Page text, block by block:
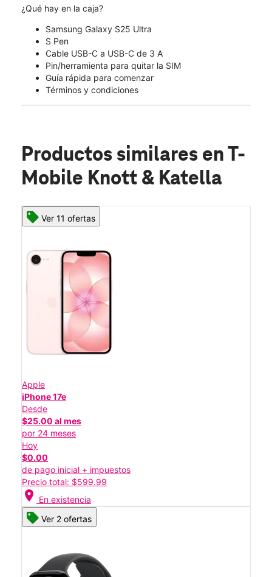
¿Qué hay en la caja?
Samsung Galaxy S25 Ultra
S Pen
Cable USB-C a USB-C de 3 A
Pin/herramienta para quitar la SIM
Guía rápida para comenzar
Términos y condiciones
Productos similares en T-
Mobile Knott & Katella
Ver 11 ofertas
Apple
iPhone 17e
Desde
$25.00 al mes
por 24 meses
Hoy
$0.00
de pago inicial + impuestos
Precio total: $599.99
location_on En existencia
Ver 2 ofertas